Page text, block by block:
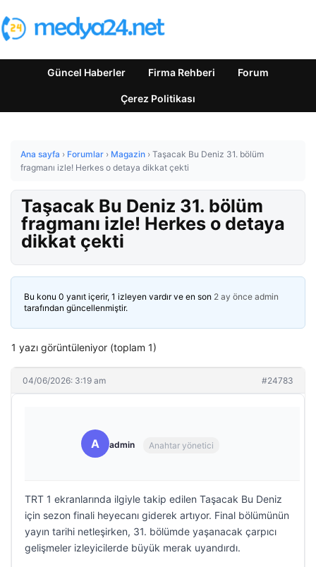
Güncel Haberler Firma Rehberi Forum
Çerez Politikası
Ana sayfa › Forumlar › Magazin › Taşacak Bu Deniz 31. bölüm
fragmanı izle! Herkes o detaya dikkat çekti
Taşacak Bu Deniz 31. bölüm
fragmanı izle! Herkes o detaya
dikkat çekti
Bu konu 0 yanıt içerir, 1 izleyen vardır ve en son 2 ay önce admin
tarafından güncellenmiştir.
1 yazı görüntüleniyor (toplam 1)
04/06/2026: 3:19 am #24783
A admin Anahtar yönetici
TRT 1 ekranlarında ilgiyle takip edilen Taşacak Bu Deniz
için sezon finali heyecanı giderek artıyor. Final bölümünün
yayın tarihi netleşirken, 31. bölümde yaşanacak çarpıcı
gelişmeler izleyicilerde büyük merak uyandırdı.